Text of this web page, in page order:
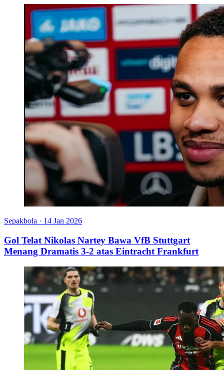
Sepakbola · 14 Jan 2026
Gol Telat Nikolas Nartey Bawa VfB Stuttgart
Menang Dramatis 3-2 atas Eintracht Frankfurt